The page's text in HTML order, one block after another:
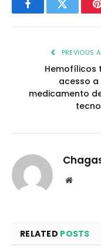
FacebookTwitter
PREVIOUS
Hemofílicos
acesso a
medicamento
Website
RELATED POSTS